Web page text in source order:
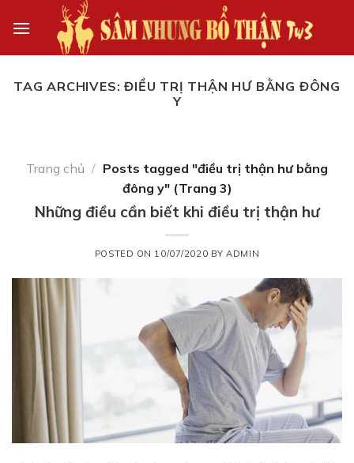
TAG ARCHIVES:ĐIỀU TRỊ THẬN HƯ BẰNG ĐÔNG
Y
Trang chủ / Posts tagged "điều trị thận hư bằng
đông y" (Trang 3)
Những điều cần biết khi điều trị thận hư
POSTED ON 10/07/2020 BYADMIN